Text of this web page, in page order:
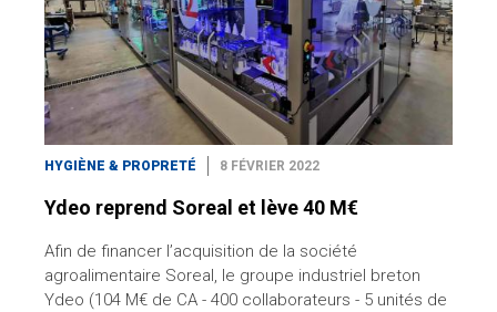
HYGIÈNE & PROPRETÉ 8 FÉVRIER 2022
Ydeo reprend Soreal et lève 40 M€
Afin de financer l’acquisition de la société
agroalimentaire Soreal, le groupe industriel breton
Ydeo (104 M€ de CA - 400 collaborateurs - 5 unités de